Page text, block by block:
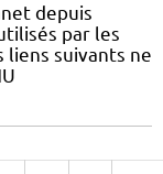
depuis
par les
liens suivants ne